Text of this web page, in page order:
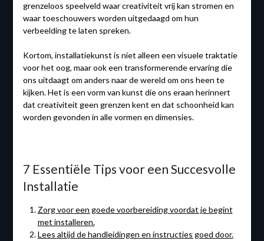
grenzeloos speelveld waar creativiteit vrij kan stromen en
waar toeschouwers worden uitgedaagd om hun
verbeelding te laten spreken.
Kortom, installatiekunst is niet alleen een visuele traktatie
voor het oog, maar ook een transformerende ervaring die
ons uitdaagt om anders naar de wereld om ons heen te
kijken. Het is een vorm van kunst die ons eraan herinnert
dat creativiteit geen grenzen kent en dat schoonheid kan
worden gevonden in alle vormen en dimensies.
7 Essentiële Tips voor een Succesvolle
Installatie
Zorg voor een goede voorbereiding voordat je begint
met installeren.
Lees altijd de handleidingen en instructies goed door.